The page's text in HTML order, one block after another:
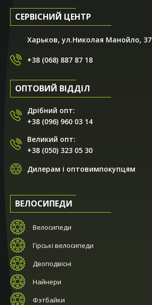
СЕРВІСНИЙ ЦЕНТР
Харьков, ул.Николая Манойло, 37
+38 (068) 887 87 18
ОПТОВИЙ ВІДДІЛ
Дрібний опт:
+38 (096) 960 03 14
Великий опт:
+38 (050) 323 05 30
Дилерам і оптовимпокупцям
ВЕЛОСИПЕДИ
Велосипеди
Гірські велосипеди
Двоподвісні
Найнери
Фэтбайки